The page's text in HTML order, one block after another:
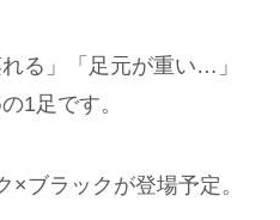
る」「足元が重い…」
1足です。
ブラックが登場予定。